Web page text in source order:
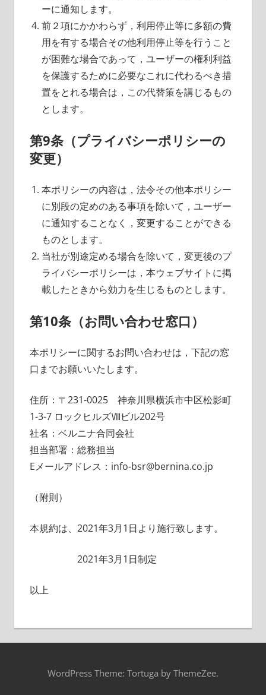
ーに通知します。
前２項にかかわらず，利用停止等に多額の費
用を有する場合その他利用停止等を行うこと
が困難な場合であって，ユーザーの権利利益
を保護するために必要なこれに代わるべき措
置をとれる場合は，この代替策を講じるもの
とします。
第9条（プライバシーポリシーの
変更）
本ポリシーの内容は，法令その他本ポリシー
に別段の定めのある事項を除いて，ユーザー
に通知することなく，変更することができる
ものとします。
当社が別途定める場合を除いて，変更後のプ
ライバシーポリシーは，本ウェブサイトに掲
載したときから効力を生じるものとします。
第10条（お問い合わせ窓口）
本ポリシーに関するお問い合わせは，下記の窓
口までお願いいたします。
住所：〒231-0025 神奈川県横浜市中区松影町
1-3-7 ロックヒルズⅧビル202号
社名：ベルニナ合同会社
担当部署：総務担当
Eメールアドレス：info-bsr@bernina.co.jp
（附則）
本規約は、2021年3月1日より施行致します。
2021年3月1日制定
以上
WordPress Theme: Tortuga by ThemeZee.